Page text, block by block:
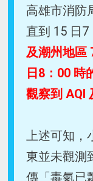
高雄市消防
直到 15 日
及潮州地區
日8：00 時
觀察到 AQI
上述可知
東並未觀測
傳「毒氣已